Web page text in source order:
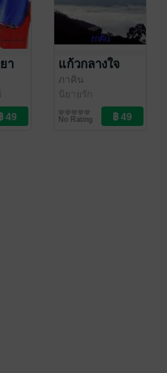
า แก้วกลางใจ
ภาคิน
นิยายรัก
No Rating